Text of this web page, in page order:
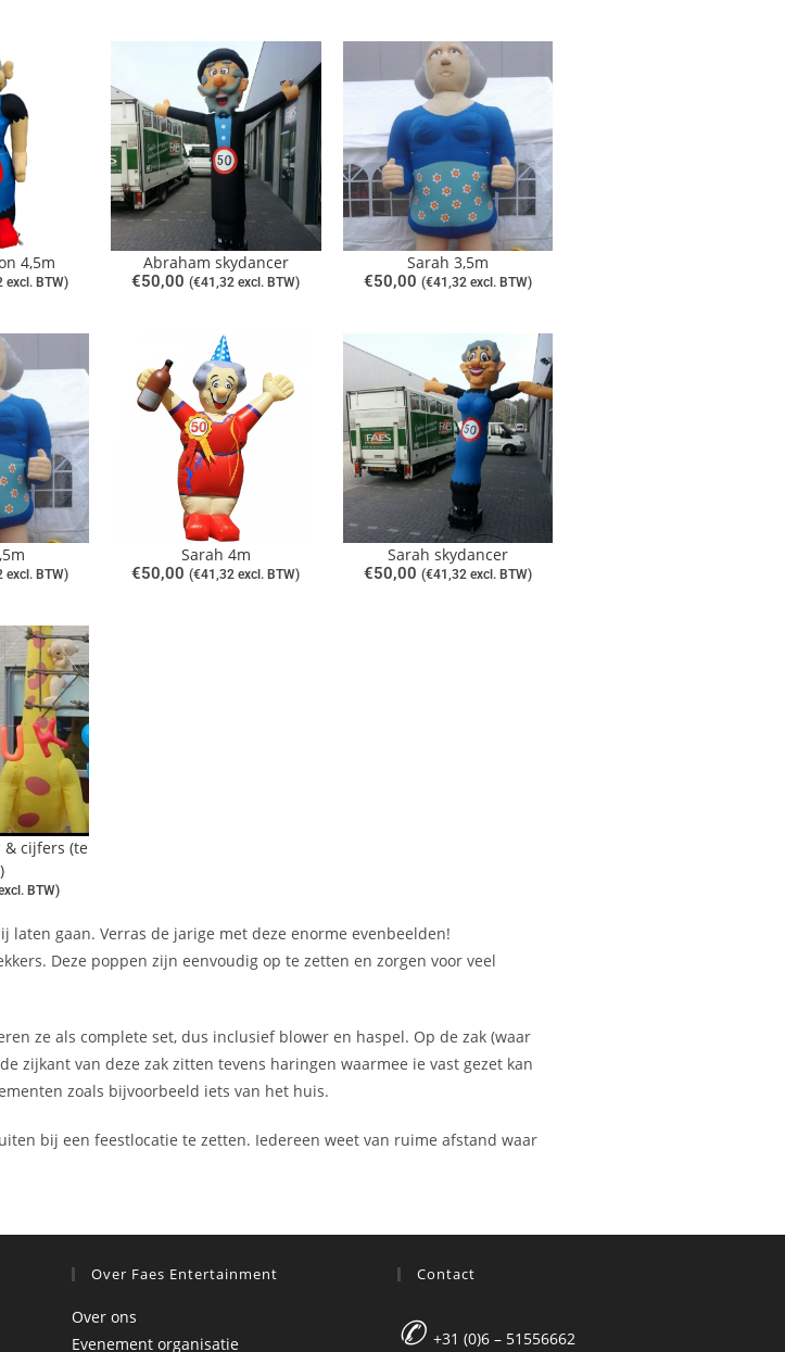
4,5m
excl. BTW)
Abraham skydancer
€50,00 (€41,32 excl. BTW)
Sarah 3,5m
€50,00 (€41,32excl. BTW)
excl. BTW)
Sarah 4m
€50,00 (€41,32 excl. BTW)
Sarah skydancer
€50,00 (€41,32excl. BTW)
cijfers (te
BTW)
gaan. Verras de jarige met deze enorme evenbeelden!
Deze poppen zijn eenvoudig op te zetten en zorgen voor veel
ze als complete set, dus inclusief blower en haspel. Op de zak (waar
zijkant van deze zak zitten tevens haringen waarmee ie vast gezet kan
zoals bijvoorbeeld iets van het huis.
bij een feestlocatie te zetten. Iedereen weet van ruime afstand waar
Over Faes Entertainment
Over ons
Evenement organisatie
Contact
✆ +31 (0)6 – 51556662